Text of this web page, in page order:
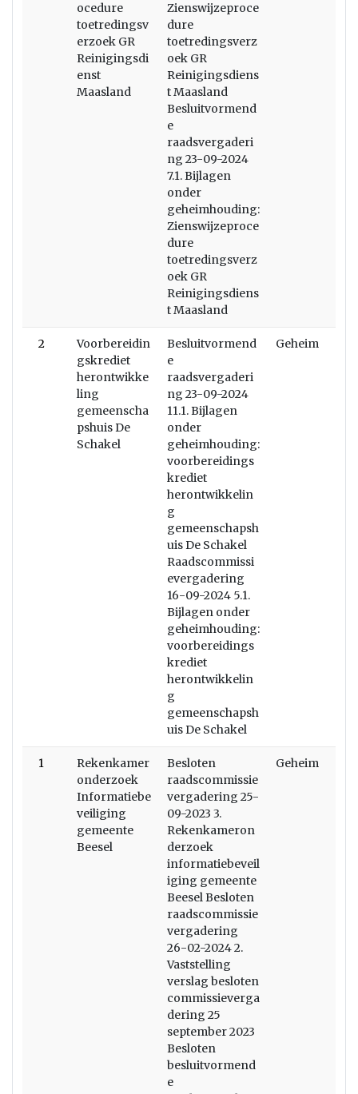
ocedure
toetredingsv
erzoek GR
Reinigingsdi
enst
Maasland
Zienswijzeproce
dure
toetredingsverz
oek GR
Reinigingsdiens
t Maasland
Besluitvormend
e
raadsvergaderi
ng 23-09-2024
7.1. Bijlagen
onder
geheimhouding:
Zienswijzeproce
dure
toetredingsverz
oek GR
Reinigingsdiens
t Maasland
2
Voorbereidin
gskrediet
herontwikke
ling
gemeenscha
pshuis De
Schakel
Besluitvormend
e
raadsvergaderi
ng 23-09-2024
11.1. Bijlagen
onder
geheimhouding:
voorbereidings
krediet
herontwikkelin
g
gemeenschapsh
uis De Schakel
Raadscommissi
evergadering
16-09-2024 5.1.
Bijlagen onder
geheimhouding:
voorbereidings
krediet
herontwikkelin
g
gemeenschapsh
uis De Schakel
Geheim
1
Rekenkamer
onderzoek
Informatiebe
veiliging
gemeente
Beesel
Besloten
raadscommissie
vergadering 25-
09-2023 3.
Rekenkameron
derzoek
informatiebeveil
iging gemeente
Beesel Besloten
raadscommissie
vergadering
26-02-2024 2.
Vaststelling
verslag besloten
commissieverga
dering 25
september 2023
Besloten
besluitvormend
e
Geheim